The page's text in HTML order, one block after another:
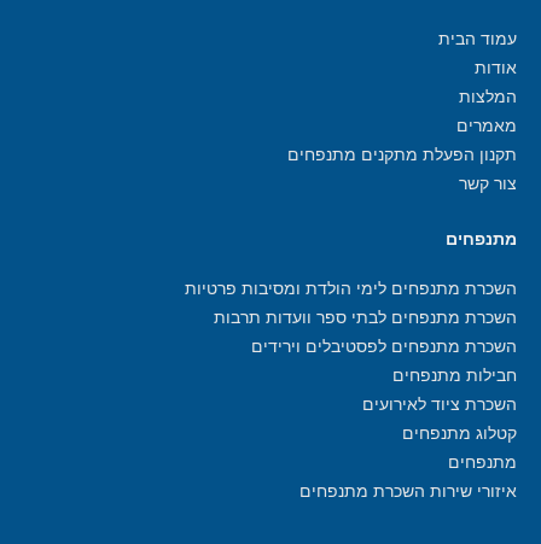
עמוד הבית
אודות
המלצות
מאמרים
תקנון הפעלת מתקנים מתנפחים
צור קשר
מתנפחים
השכרת מתנפחים לימי הולדת ומסיבות פרטיות
השכרת מתנפחים לבתי ספר וועדות תרבות
השכרת מתנפחים לפסטיבלים וירידים
חבילות מתנפחים
השכרת ציוד לאירועים
קטלוג מתנפחים
מתנפחים
איזורי שירות השכרת מתנפחים